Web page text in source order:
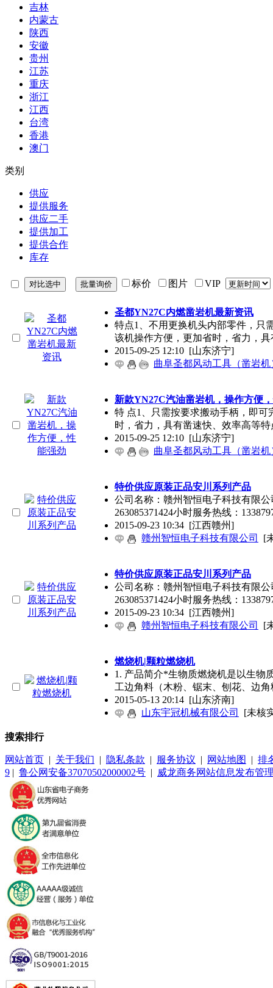
吉林
内蒙古
陕西
安徽
贵州
江苏
重庆
浙江
江西
台湾
香港
澳门
类别
供应
提供服务
供应二手
提供加工
提供合作
库存
标价 图片 VIP
圣都YN27C内燃凿岩机最新资讯
特点1、不用更换机头内部零件，只
该机操作方便，更加省时，省力，具
2015-09-25 12:10 [山东济宁]
曲阜圣都风动工具（凿岩
新款YN27C汽油凿岩机，操作方便
特 点1、只需按要求搬动手柄，即
时，省力，具有凿速快、效率高等特
2015-09-25 12:10 [山东济宁]
曲阜圣都风动工具（凿岩
特价供应原装正品安川系列产品
公司名称：赣州智恒电子科技有限公
263085371424小时服务热线：
2015-09-23 10:34 [江西赣州]
赣州智恒电子科技有限公司
[
特价供应原装正品安川系列产品
公司名称：赣州智恒电子科技有限公
263085371424小时服务热线：
2015-09-23 10:34 [江西赣州]
赣州智恒电子科技有限公司
[
燃烧机|颗粒燃烧机
1. 产品简介*生物质燃烧机是以生物
工边角料（木粉、锯末、刨花、边角
2015-05-13 20:14 [山东济南]
山东宇冠机械有限公司
[未核
搜索排行
网站首页 | 关于我们 | 隐私条款 | 服务协议 | 网站地图 | 排
9 | 鲁公网安备37070502000002号 | 威龙商务网站信息发布管